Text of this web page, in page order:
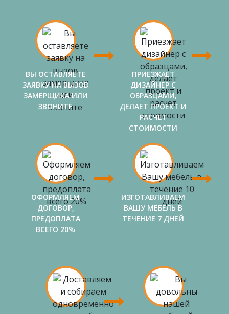
ВЫ ОСТАВЛЯЕТЕ
ЗАЯВКУ НА ВЫЗОВ
ЗАМЕРЩИКА ИЛИ
ЗВОНИТЕ
ПРИЕЗЖАЕТ
ДИЗАЙНЕР С
ОБРАЗЦАМИ,
ДЕЛАЕТ ПРОЕКТ И
РАСЧЕТ
СТОИМОСТИ
ОФОРМЛЯЕМ
ДОГОВОР,
ПРЕДОПЛАТА
ВСЕГО 20%
ИЗГОТАВЛИВАЕМ
ВАШУ МЕБЕЛЬ В
ТЕЧЕНИЕ 7 ДНЕЙ